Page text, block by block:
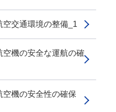
交通環境の整備_1
機の安全な運航の確
機の安全性の確保